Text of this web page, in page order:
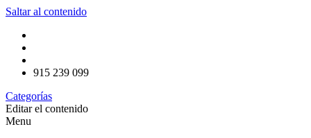
Saltar al contenido
915 239 099
Categorías
Editar el contenido
Menu